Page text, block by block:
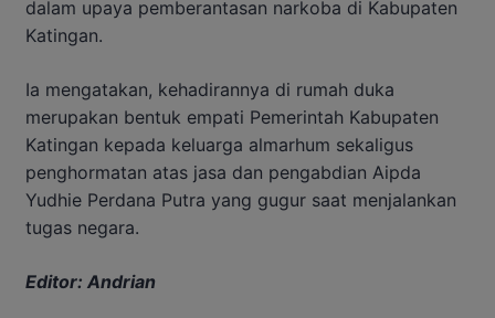
dalam upaya pemberantasan narkoba di Kabupaten
Katingan.
Ia mengatakan, kehadirannya di rumah duka
merupakan bentuk empati Pemerintah Kabupaten
Katingan kepada keluarga almarhum sekaligus
penghormatan atas jasa dan pengabdian Aipda
Yudhie Perdana Putra yang gugur saat menjalankan
tugas negara.
Editor: Andrian